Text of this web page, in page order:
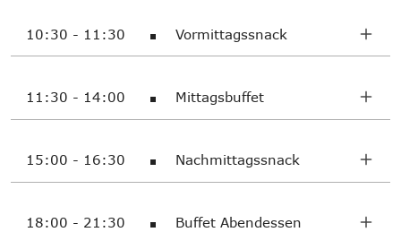
10:30 - 11:30 Vormittagssnack
11:30 - 14:00 Mittagsbuffet
15:00 - 16:30 Nachmittagssnack
18:00 - 21:30 Buffet Abendessen